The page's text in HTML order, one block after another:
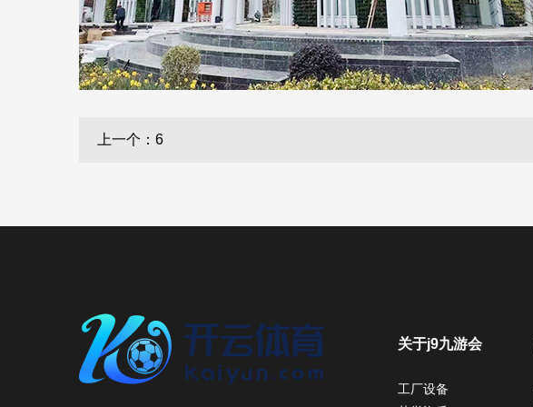
上一个：6
关于j9九游会
工厂设备